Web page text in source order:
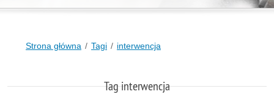
Strona główna Tagi interwencja
Tag interwencja